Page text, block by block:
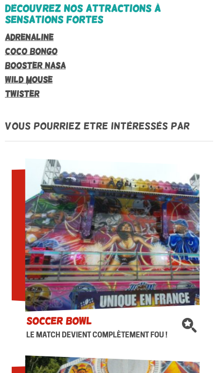
Découvrez nos attractions à
sensations fortes
Adrénaline
Coco Bongo
Booster NASA
Wild Mouse
Twister
Vous pourriez etre intéressés par
SOCCER BOWL
LE MATCH DEVIENT COMPLÈTEMENT FOU !